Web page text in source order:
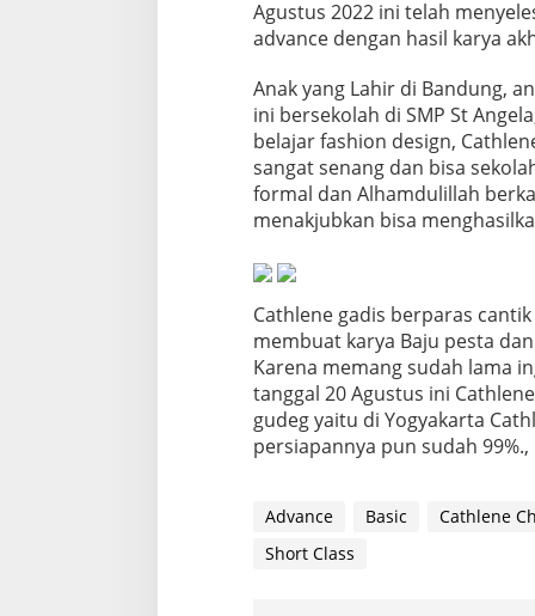
s
h
n
D
e
s
i
g
n
i
c
a
n
A
d
c
e
Agustus 2022 ini telah
advance dengan hasil karya
Anak yang Lahir di Bandung,
ini bersekolah di SMP St
belajar fashion design,
sangat senang dan bisa
formal dan Alhamdulillah
menakjubkan bisa
Cathlene gadis berparas
membuat karya Baju pesta
Karena memang sudah lama
tanggal 20 Agustus ini
gudeg yaitu di Yogyakarta
persiapannya pun sudah
Advance Basic Cathlene
Short Class